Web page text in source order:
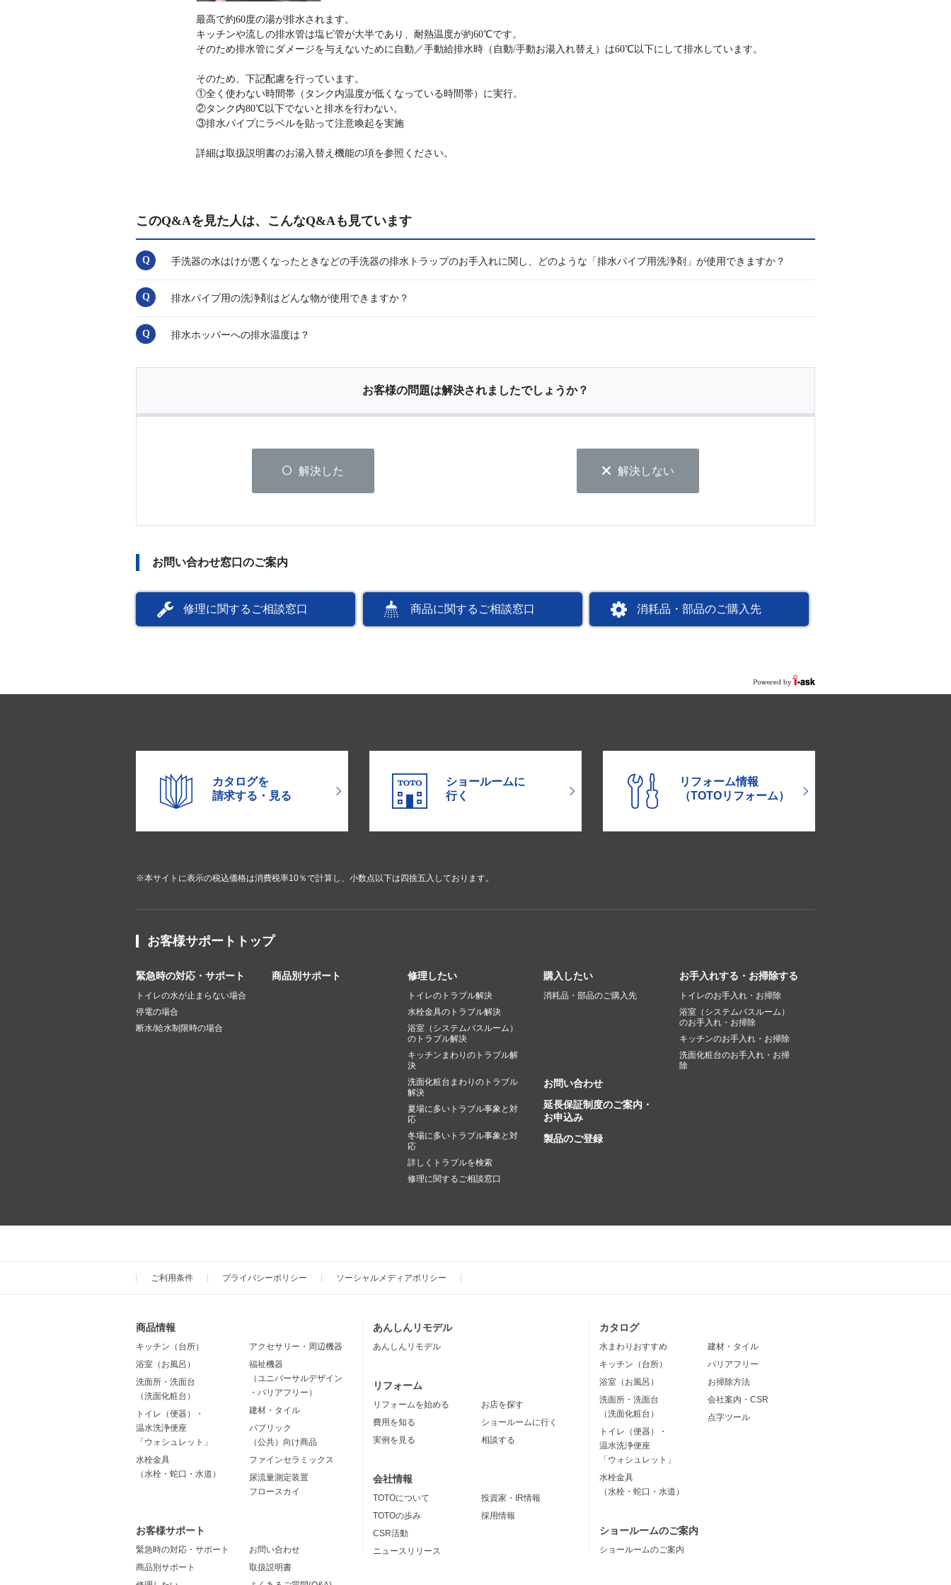
最高で約60度の湯が排水されます。
キッチンや流しの排水管は塩ビ管が大半であり、耐熱温度が約60℃です。
そのため排水管にダメージを与えないために自動／手動給排水時（自動/手動お湯入れ替え）は60℃以下にして排水しています。
そのため、下記配慮を行っています。
①全く使わない時間帯（タンク内温度が低くなっている時間帯）に実行。
②タンク内80℃以下でないと排水を行わない。
③排水パイプにラベルを貼って注意喚起を実施
詳細は取扱説明書のお湯入替え機能の項を参照ください。
このQ&Aを見た人は、こんなQ&Aも見ています
手洗器の水はけが悪くなったときなどの手洗器の排水トラップのお手入れに関し、どのような「排水パイプ用洗浄剤」が使用できますか？
排水パイプ用の洗浄剤はどんな物が使用できますか？
排水ホッパーへの排水温度は？
お客様の問題は解決されましたでしょうか？
解決した 解決しない
お問い合わせ窓口のご案内
修理に関するご相談窓口 商品に関するご相談窓口 消耗品・部品のご購入先
カタログを
請求する・見る
ショールームに
行く
リフォーム情報
（TOTOリフォーム）
※本サイトに表示の税込価格は消費税率10％で計算し、小数点以下は四捨五入しております。
お客様サポートトップ
緊急時の対応・サポート
トイレの水が止まらない場合
停電の場合
断水/給水制限時の場合
商品別サポート 修理したい
トイレのトラブル解決
水栓金具のトラブル解決
浴室（システムバスルーム）
のトラブル解決
キッチンまわりのトラブル解
決
洗面化粧台まわりのトラブル
解決
夏場に多いトラブル事象と対
応
冬場に多いトラブル事象と対
応
詳しくトラブルを検索
修理に関するご相談窓口
購入したい
消耗品・部品のご購入先
お手入れする・お掃除する
トイレのお手入れ・お掃除
浴室（システムバスルーム）
のお手入れ・お掃除
キッチンのお手入れ・お掃除
洗面化粧台のお手入れ・お掃
除
お問い合わせ
延長保証制度のご案内・
お申込み
製品のご登録
ご利用条件 プライバシーポリシー ソーシャルメディアポリシー
商品情報
キッチン（台所）
浴室（お風呂）
洗面所・洗面台
（洗面化粧台）
トイレ（便器）・
温水洗浄便座
「ウォシュレット」
水栓金具
（水栓・蛇口・水道）
アクセサリー・周辺機器
福祉機器
（ユニバーサルデザイン
・バリアフリー）
建材・タイル
パブリック
（公共）向け商品
ファインセラミックス
尿流量測定装置
フロースカイ
お客様サポート
緊急時の対応・サポート
商品別サポート
お問い合わせ
取扱説明書
あんしんリモデル
あんしんリモデル
リフォーム
リフォームを始める
費用を知る
実例を見る
お店を探す
ショールームに行く
相談する
会社情報
TOTOについて
TOTOの歩み
CSR活動
ニュースリリース
投資家・IR情報
採用情報
カタログ
水まわりおすすめ
キッチン（台所）
浴室（お風呂）
洗面所・洗面台
（洗面化粧台）
トイレ（便器）・
温水洗浄便座
「ウォシュレット」
水栓金具
（水栓・蛇口・水道）
建材・タイル
バリアフリー
お掃除方法
会社案内・CSR
点字ツール
ショールームのご案内
ショールームのご案内